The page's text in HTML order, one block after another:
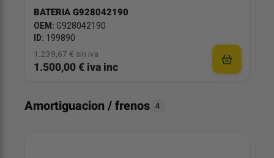
BATERIA G928042190
OEM: G928042190
ID: 199890
1.239,67 € sin iva
1.500,00 € iva inc
Amortiguacion / frenos 4